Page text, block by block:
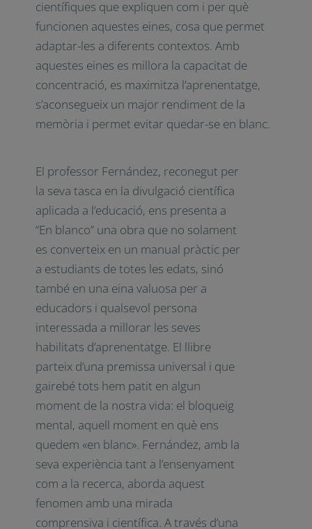
estratègies per aprendre millor i conèixer
les bases científiques que expliquen com i
per què funcionen aquestes eines, cosa que
permet adaptar-les a diferents contextos.
Amb aquestes eines es millora la capacitat
de concentració, es maximitza
l’aprenentatge, s’aconsegueix un major
El professor Fernández, reconegut
per la seva tasca en la divulgació
científica aplicada a l’educació, ens
presenta a “En blanco” una obra que
no solament es converteix en un
manual pràctic per a estudiants de
totes les edats, sinó també en una
eina valuosa per a educadors i
qualsevol persona interessada a
millorar les seves habilitats
d’aprenentatge. El llibre parteix d’una
premissa universal i que gairebé tots
hem patit en algun moment de la
nostra vida: el bloqueig mental,
aquell moment en què ens quedem
«en blanc». Fernández, amb la seva
experiència tant a l’ensenyament